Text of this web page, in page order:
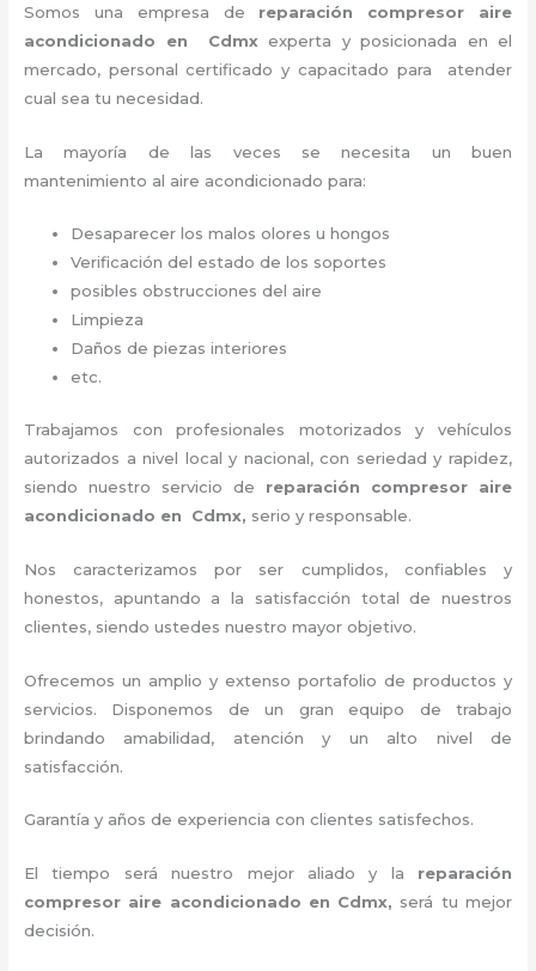
Somos una empresa de reparación compresor aire
acondicionado en Cdmx experta y posicionada en el
mercado, personal certificado y capacitado para atender
cual sea tu necesidad.
La mayoría de las veces se necesita un buen
mantenimiento al aire acondicionado para:
Desaparecer los malos olores u hongos
Verificación del estado de los soportes
posibles obstrucciones del aire
Limpieza
Daños de piezas interiores
etc.
Trabajamos con profesionales motorizados y vehículos
autorizados a nivel local y nacional, con seriedad y rapidez,
siendo nuestro servicio de reparación compresor aire
acondicionado en Cdmx, serio y responsable.
Nos caracterizamos por ser cumplidos, confiables y
honestos, apuntando a la satisfacción total de nuestros
clientes, siendo ustedes nuestro mayor objetivo.
Ofrecemos un amplio y extenso portafolio de productos y
servicios. Disponemos de un gran equipo de trabajo
brindando amabilidad, atención y un alto nivel de
satisfacción.
Garantía y años de experiencia con clientes satisfechos.
El tiempo será nuestro mejor aliado y la reparación
compresor aire acondicionado en Cdmx, será tu mejor
decisión.